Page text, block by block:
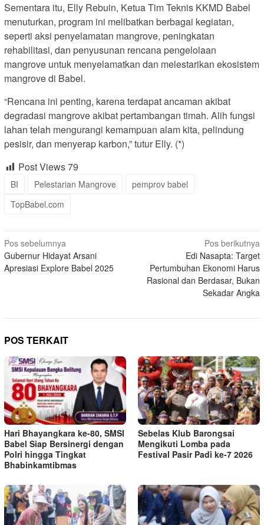
Sementara itu, Elly Rebuin, Ketua Tim Teknis KKMD Babel
menuturkan, program ini melibatkan berbagai kegiatan,
seperti aksi penyelamatan mangrove, peningkatan
rehabilitasi, dan penyusunan rencana pengelolaan
mangrove untuk menyelamatkan dan melestarikan ekosistem
mangrove di Babel.
“Rencana ini penting, karena terdapat ancaman akibat
degradasi mangrove akibat pertambangan timah. Alih fungsi
lahan telah mengurangi kemampuan alam kita, pelindung
pesisir, dan menyerap karbon,” tutur Elly. (*)
Post Views79
BI Pelestarian Mangrove
pemprov babel
TopBabel.com
Navigasi
pos
Pos sebelumnya
Gubernur Hidayat Arsani
Apresiasi Explore Babel 2025
Pos berikutnya
Edi Nasapta: Target
Pertumbuhan Ekonomi Harus
Rasional dan Berdasar, Bukan
Sekadar Angka
POS TERKAIT
Hari Bhayangkara ke-80, SMSI
Babel Siap Bersinergi dengan
Polri hingga Tingkat
Bhabinkamtibmas
Sebelas Klub Barongsai
Mengikuti Lomba pada
Festival Pasir Padi ke-7 2026